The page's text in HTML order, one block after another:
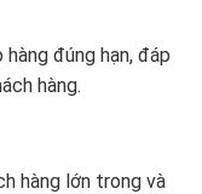
đúng hạn, đáp
hàng.
hàng lớn trong và